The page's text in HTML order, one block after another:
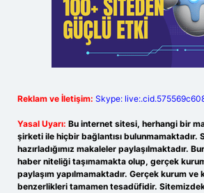
Reklam ve İletişim: Skype:
Yasal Uyarı: Bu internet sitesi, herhangi bir
şirketi ile hiçbir bağlantısı bulunmamaktadır.
hazırladığımız makaleler paylaşılmaktadır.
haber niteliği taşımamakta olup, gerçek
paylaşım yapılmamaktadır. Gerçek kurum ve
benzerlikleri tamamen tesadüfidir.